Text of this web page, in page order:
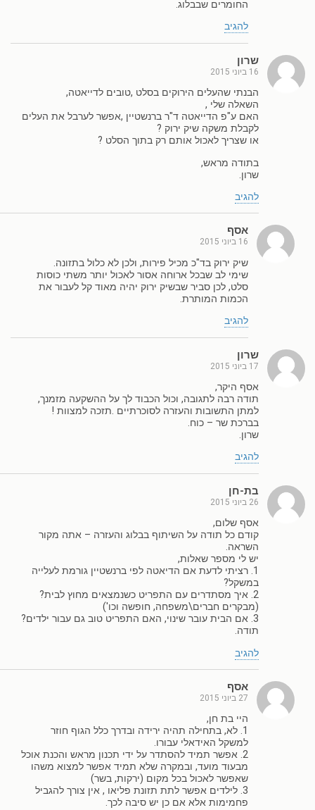
החומרים שבבלוג.
להגיב
שרון
16 ביוני 2015
הבנתי שהעלים הירוקים בסלט ,טובים לדייאטה,
השאלה שלי ,
האם ע"פ הדייאטה ד"ר ברנשטיין ,אפשר לערבל את העלים
לקבלת משקה שיק ירוק ?
או שצריך לאכול אותם רק בתוך הסלט ?
בתודה מראש,
שרון.
להגיב
אסף
16 ביוני 2015
שיק ירוק בד"כ מכיל פירות, ולכן לא כלול בתזונה.
שימי לב שבכל ארוחה אסור לאכול יותר משתי כוסות
סלט, לכן סביר שבשיק ירוק יהיה מאוד קל לעבור את
הכמות המותרת.
להגיב
שרון
17 ביוני 2015
אסף היקר,
תודה רבה לתגובה, וכול הכבוד לך על ההשקעה מזמנך,
למתן התשובות והעזרה לסוכרתיים .תזכה למצוות !
בברכת שר – כוח.
שרון.
להגיב
בת-חן
26 ביוני 2015
אסף שלום,
קודם כל תודה על השיתוף בבלוג והעזרה – אתה מקור
השראה.
יש לי מספר שאלות,
1. רציתי לדעת אם הדיאטה לפי ברנשטיין גורמת לעלייה
במשקל?
2. איך מסתדרים עם התפריט כשנמצאים מחוץ לבית?
(מבקרים חברים\משפחה, חופשה וכו')
3. אם הבית עובר שינוי, האם התפריט טוב גם עבור ילדים?
תודה.
להגיב
אסף
27 ביוני 2015
היי בת חן,
1. לא, בתחילה תהיה ירידה ובדרך כלל הגוף חוזר
למשקל האידאלי עבורו.
2. אפשר תמיד להסתדר על ידי תכנון מראש והכנת אוכל
מבעוד מועד, ובמקרה שלא תמיד אפשר למצוא משהו
שאפשר לאכול בכל מקום (ירקות, בשר)
3. לילדים אפשר לתת תזונת פליאו , אין צורך להגביל
פחמימות אלא אם כן יש סיבה לכך.